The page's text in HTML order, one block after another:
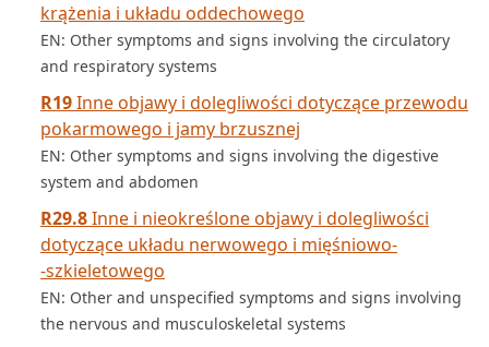
krążenia i układu oddechowego
EN: Other symptoms and signs involving the circulatory
and respiratory systems
R19Inne objawy i dolegliwości dotyczące przewodu
pokarmowego i jamy brzusznej
EN: Other symptoms and signs involving the digestive
system and abdomen
R29.8Inne i nieokreślone objawy i dolegliwości
dotyczące układu nerwowego i mięśniowo­
‑szkieletowego
EN: Other and unspecified symptoms and signs involving
the nervous and musculoskeletal systems